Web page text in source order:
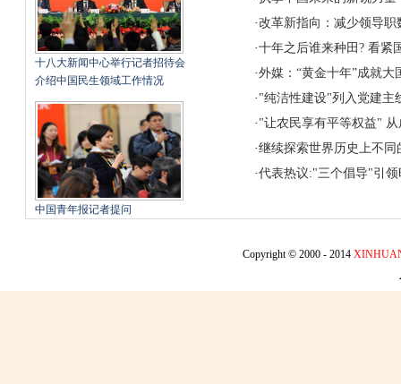
十八大新闻中心举行记者招待会
介绍中国民生领域工作情况
中国青年报记者提问
·改革新指向：减少领导职
·十年之后谁来种田? 看紧
·外媒：“黄金十年”成就大
· "纯洁性建设"列入党建主
· "让农民享有平等权益"
·继续探索世界历史上不同
·代表热议:"三个倡导"引领
Copyright © 2000 - 2014